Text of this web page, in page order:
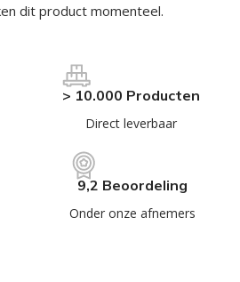
dit product momenteel.
> 10.000 Producten
Direct leverbaar
9,2 Beoordeling
Onder onze afnemers